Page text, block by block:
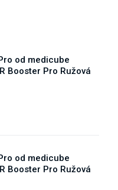
od medicube
Booster Pro Ružová
od medicube
Booster Pro Ružová